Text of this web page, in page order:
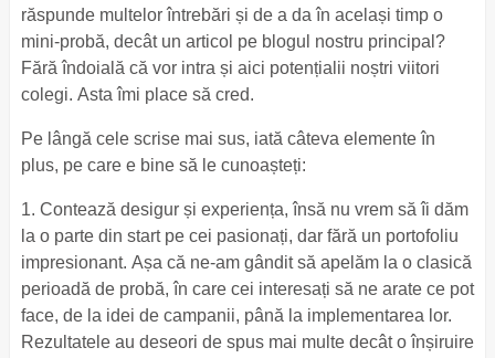
răspunde multelor întrebări și de a da în același timp o
mini-probă, decât un articol pe blogul nostru principal?
Fără îndoială că vor intra și aici potențialii noștri viitori
colegi. Asta îmi place să cred.
Pe lângă cele scrise mai sus, iată câteva elemente în
plus, pe care e bine să le cunoașteți:
1. Contează desigur și experiența, însă nu vrem să îi dăm
la o parte din start pe cei pasionați, dar fără un portofoliu
impresionant. Așa că ne-am gândit să apelăm la o clasică
perioadă de probă, în care cei interesați să ne arate ce pot
face, de la idei de campanii, până la implementarea lor.
Rezultatele au deseori de spus mai multe decât o înșiruire